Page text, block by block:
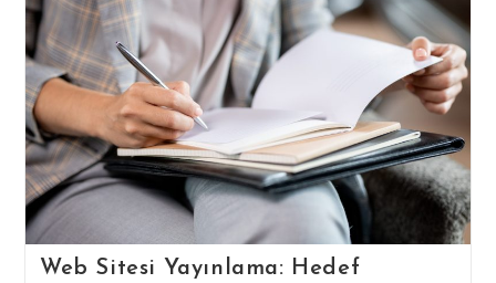
Analizi
Web Sitesi Yayınlama: Hedef